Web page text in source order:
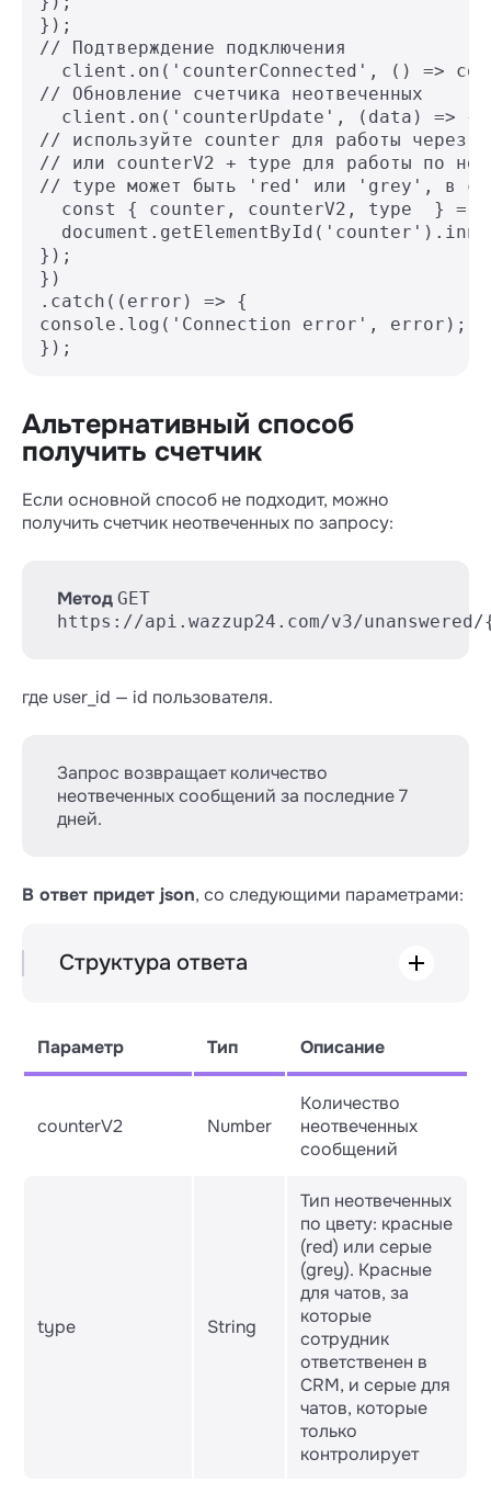
});
// Подтверждение подключения
client.on('counterConnected', () =>
// Обновление счетчика неотвеченных
  client.on('counterUpdate', (data) => {
// используйте counter для работы через
// или counterV2 + type для работы по
// type может быть 'red' или 'grey', в
const { counter, counterV2, type  } =
});
})
.catch((error) => {
console.log('Connection error', error);
});
Альтернативный способ
получить счетчик
Если основной способ не подходит, можно
получить счетчик неотвеченных по запросу:
Метод GET
https://api.wazzup24.com/v3/
где user_id — id пользователя.
Запрос возвращает количество
неотвеченных сообщений за последние 7
дней.
В ответ придет json, со следующими параметрами:
Структура ответа
└── Response (object)
    ├── counterV2
Параметр Тип Описание
counterV2 Number
Количество
неотвеченных
сообщений
type String
Тип неотвеченных
по цвету: красные
(red) или серые
(grey). Красные
для чатов, за
которые
сотрудник
ответственен в
CRM, и серые для
чатов, которые
только
контролирует